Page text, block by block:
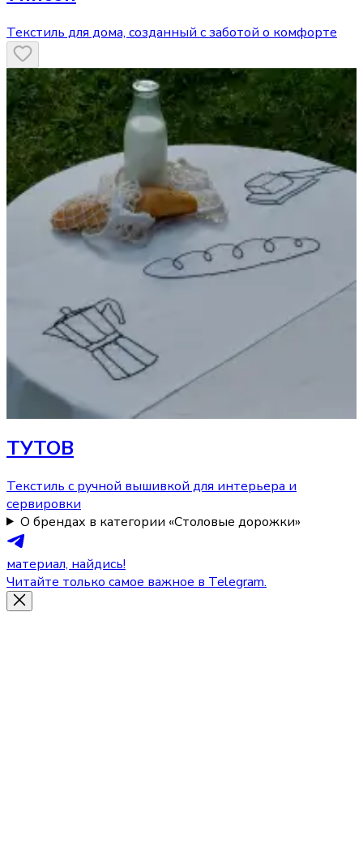
Текстиль для дома, созданный с заботой о комфорте
ТУТОВ
Текстиль с ручной вышивкой для интерьера и
сервировки
О брендах в категории «Столовые дорожки»
материал, найдись!
Читайте только самое важное в Telegram.